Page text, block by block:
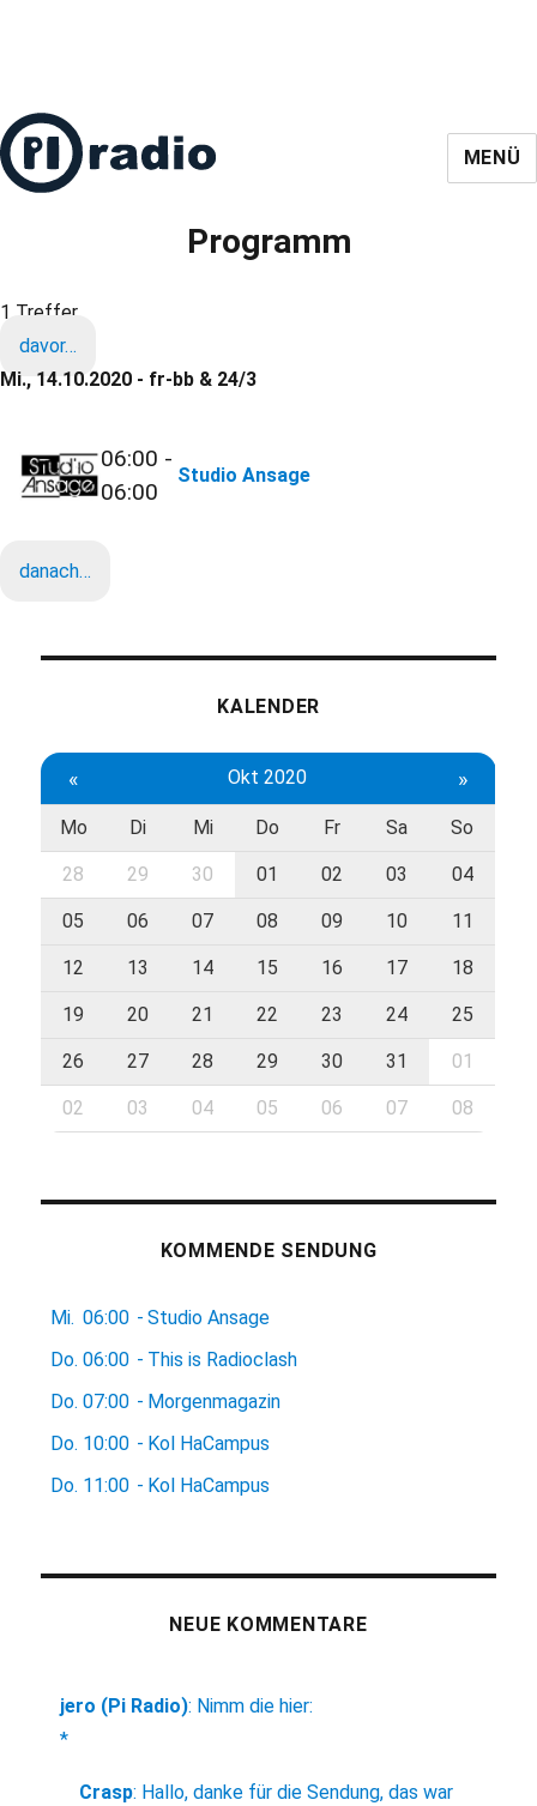
MENÜ
Programm
1 Treffer
davor…
Mi., 14.10.2020 - fr-bb & 24/3
06:00 -
06:00
Studio Ansage
danach…
KALENDER
« Okt 2020 »
Mo Di Mi Do Fr Sa So
28 29 30 01 02 03 04
05 06 07 08 09 10 11
12 13 14 15 16 17 18
19 20 21 22 23 24 25
26 27 28 29 30 31 01
02 03 04 05 06 07 08
KOMMENDE SENDUNG
Mi. 06:00 - Studio Ansage
Do. 06:00 - This is Radioclash
Do. 07:00 - Morgenmagazin
Do. 10:00 - Kol HaCampus
Do. 11:00 - Kol HaCampus
NEUE KOMMENTARE
jero (Pi Radio): Nimm die hier:
*
Crasp: Hallo, danke für die Sendung, das war